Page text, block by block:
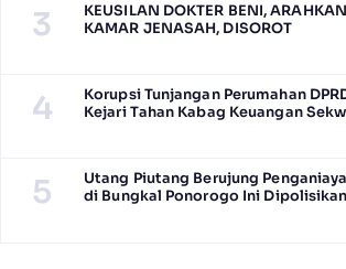
3
KEUSILAN DOKTER BENI,
KAMAR JENASAH, DISOROT
4
Korupsi Tunjangan Perumahan
Kejari Tahan Kabag Keuangan
5
Utang Piutang Berujung
di Bungkal Ponorogo Ini Dipolisikan